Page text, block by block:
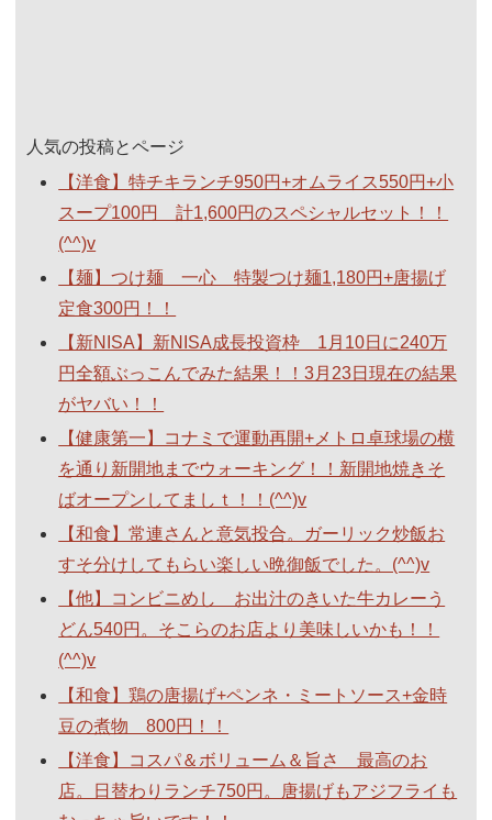
人気の投稿とページ
【洋食】特チキランチ950円+オムライス550円+小
スープ100円 計1,600円のスペシャルセット！！
(^^)v
【麺】つけ麺 一心 特製つけ麺1,180円+唐揚げ
定食300円！！
【新NISA】新NISA成長投資枠 1月10日に240万
円全額ぶっこんでみた結果！！3月23日現在の結果
がヤバい！！
【健康第一】コナミで運動再開+メトロ卓球場の横
を通り新開地までウォーキング！！新開地焼きそ
ばオープンしてましｔ！！(^^)v
【和食】常連さんと意気投合。ガーリック炒飯お
すそ分けしてもらい楽しい晩御飯でした。(^^)v
【他】コンビニめし お出汁のきいた牛カレーう
どん540円。そこらのお店より美味しいかも！！
(^^)v
【和食】鶏の唐揚げ+ペンネ・ミートソース+金時
豆の煮物 800円！！
【洋食】コスパ＆ボリューム＆旨さ 最高のお
店。日替わりランチ750円。唐揚げもアジフライも